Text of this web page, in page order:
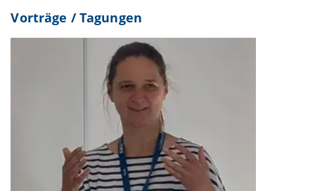
Vorträge / Tagungen